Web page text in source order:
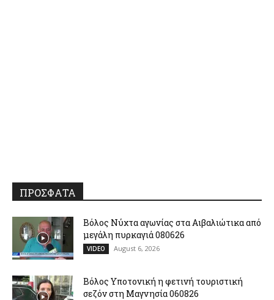
ΠΡΟΣΦΑΤΑ
Βόλος Νύχτα αγωνίας στα Αιβαλιώτικα από
μεγάλη πυρκαγιά 080626
VIDEO August 6, 2026
Βόλος Υποτονική η φετινή τουριστική
σεζόν στη Μαγνησία 060826